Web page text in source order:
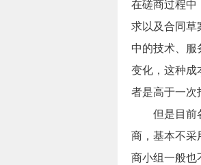
在磋商过程中
求以及合同草
中的技术、服
变化，这种成
者是高于一次
但是目前各
商，基本不采
商小组一般也